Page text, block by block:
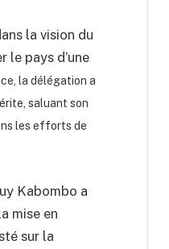
la vision du
le pays d’une
la délégation a
saluant son
les efforts de
Kabombo a
mise en
sur la